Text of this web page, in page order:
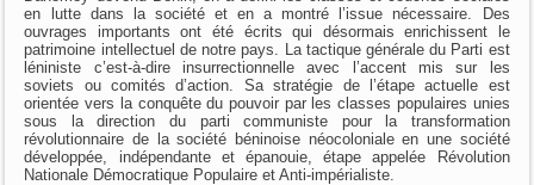
en lutte dans la société et en a montré l’issue nécessaire. Des
ouvrages importants ont été écrits qui désormais enrichissent le
patrimoine intellectuel de notre pays. La tactique générale du Parti est
léniniste c’est-à-dire insurrectionnelle avec l’accent mis sur les
soviets ou comités d’action. Sa stratégie de l’étape actuelle est
orientée vers la conquête du pouvoir par les classes populaires unies
sous la direction du parti communiste pour la transformation
révolutionnaire de la société béninoise néocoloniale en une société
développée, indépendante et épanouie, étape appelée Révolution
Nationale Démocratique Populaire et Anti-impérialiste.